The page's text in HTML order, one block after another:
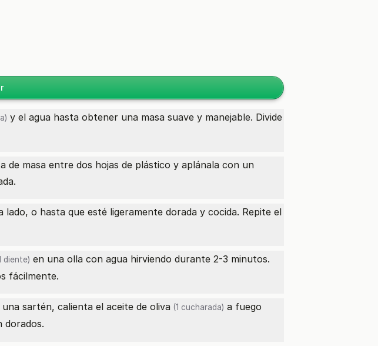
y el agua hasta obtener una masa suave y manejable. Divide
masa entre dos hojas de plástico y aplánala con un
o hasta que esté ligeramente dorada y cocida. Repite el
diente) en una olla con agua hirviendo durante 2-3 minutos.
fácilmente.
una sartén, calienta el aceite de oliva (1 cucharada) a fuego
dorados.